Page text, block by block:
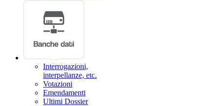
Interrogazioni,
interpellanze, etc.
Votazioni
Emendamenti
Ultimi Dossier